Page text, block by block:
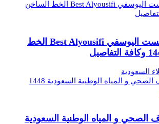
رقم خدمة عملاء بست اليوسفي Best Alyousifi الخط
السعودية
و المياه الوطنية السعودية